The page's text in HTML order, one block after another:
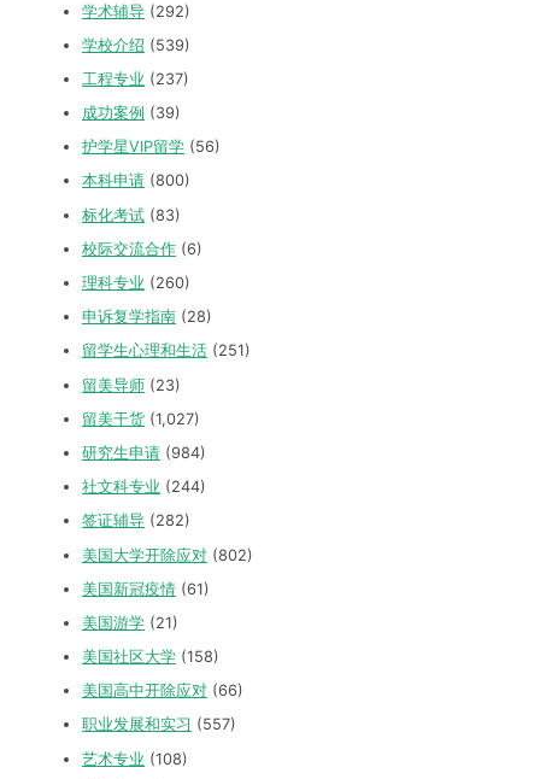
学术辅导 (292)
学校介绍 (539)
工程专业 (237)
成功案例 (39)
护学星VIP留学 (56)
本科申请 (800)
标化考试 (83)
校际交流合作 (6)
理科专业 (260)
申诉复学指南 (28)
留学生心理和生活 (251)
留美导师 (23)
留美干货 (1,027)
研究生申请 (984)
社文科专业 (244)
签证辅导 (282)
美国大学开除应对 (802)
美国新冠疫情 (61)
美国游学 (21)
美国社区大学 (158)
美国高中开除应对 (66)
职业发展和实习 (557)
艺术专业 (108)